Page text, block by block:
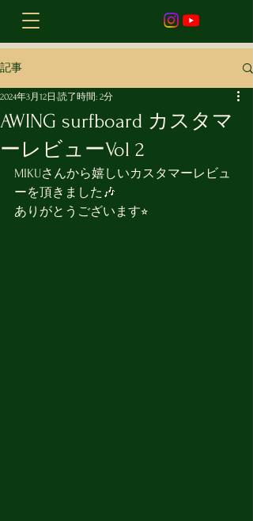
記事
AWING surfboard カスタマ
ーレビューVol 2
2024年3月12日 読了時間: 2分
MIKUさんから嬉しいカスタマーレビュ
ーを頂きました🎶
ありがとうございます⭐︎